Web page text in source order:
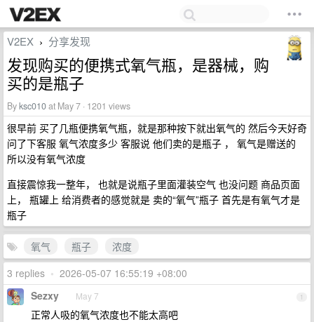
V2EX › 分享发现
发现购买的便携式氧气瓶，是器械，购
买的是瓶子
Byksc010at May 7 · 1201 views
很早前 买了几瓶便携氧气瓶，就是那种按下就出氧气的 然后今天好奇
问了下客服 氧气浓度多少 客服说 他们卖的是瓶子 ， 氧气是赠送的
所以没有氧气浓度
直接震惊我一整年， 也就是说瓶子里面灌装空气 也没问题 商品页面
上， 瓶罐上 给消费者的感觉就是 卖的“氧气”瓶子 首先是有氧气才是
瓶子
氧气 瓶子
浓度
3 replies • 2026-05-07 16:55:19 +08:00
1
Sezxy May 7
正常人吸的氧气浓度也不能太高吧